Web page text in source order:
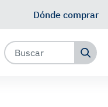
Dónde comprar